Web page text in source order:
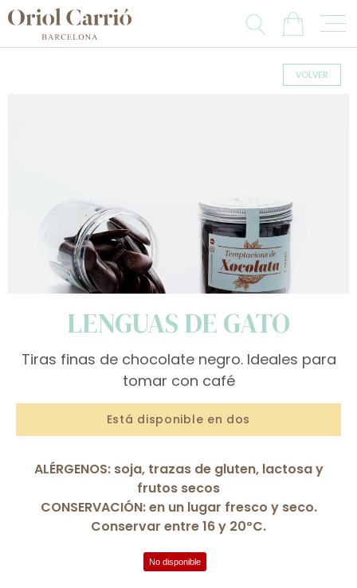
VOLVER
LENGUAS DE GATO
Tiras finas de chocolate negro. Ideales para
tomar con café
Está disponible en dos
ALÉRGENOS: soja, trazas de gluten, lactosa y
frutos secos
CONSERVACIÓN: en un lugar fresco y seco.
Conservar entre 16 y 20ºC.
No disponible